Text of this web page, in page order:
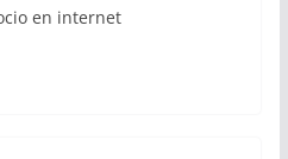
en internet